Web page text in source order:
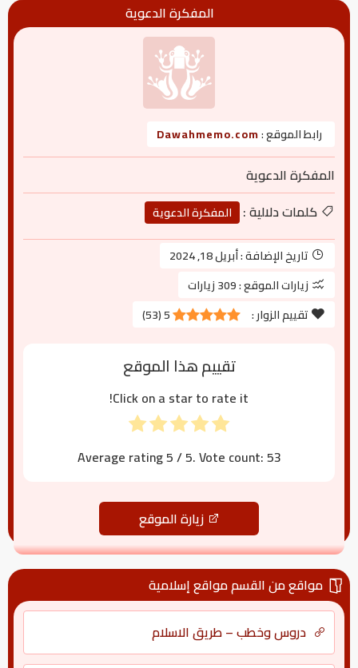
المفكرة الدعوية
رابط الموقع :Dawahmemo.com
المفكرة الدعوية
كلمات دلالية :
المفكرة الدعوية
تاريخ الإضافة :أبريل 18, 2024
زيارات الموقع :309 زيارات
تقييم الزوار :
5
(
53
)
تقييم هذا الموقع
Click on a star to rate it!
Average rating5/ 5. Vote count:53
زيارة الموقع
مواقع من القسم مواقع إسلامية
دروس وخطب – طريق الاسلام